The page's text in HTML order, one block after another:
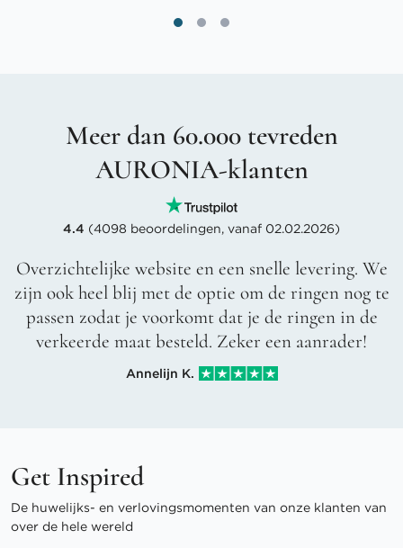
Meer dan 60.000 tevreden
AURONIA-klanten
4.4 (4098 beoordelingen, vanaf 02.02.2026)
Overzichtelijke website en een snelle levering. We
zijn ook heel blij met de optie om de ringen nog te
passen zodat je voorkomt dat je de ringen in de
verkeerde maat besteld. Zeker een aanrader!
Annelijn K.
Get Inspired
De huwelijks- en verlovingsmomenten van onze klanten van
over de hele wereld